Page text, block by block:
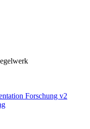
Forschung v2